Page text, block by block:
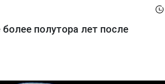
полутора лет после